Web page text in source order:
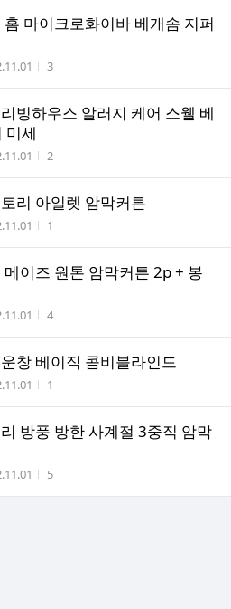
마이크로화이바 베개솜 지퍼
시간 조회수
3
빙하우스 알러지 케어 스웰 베
미세
시간 조회수
2
리 아일렛 암막커튼
시간 조회수
1
이즈 원톤 암막커튼 2p + 봉
시간 조회수
4
창 베이직 콤비블라인드
시간 조회수
1
방풍 방한 사계절 3중직 암막
시간 조회수
5